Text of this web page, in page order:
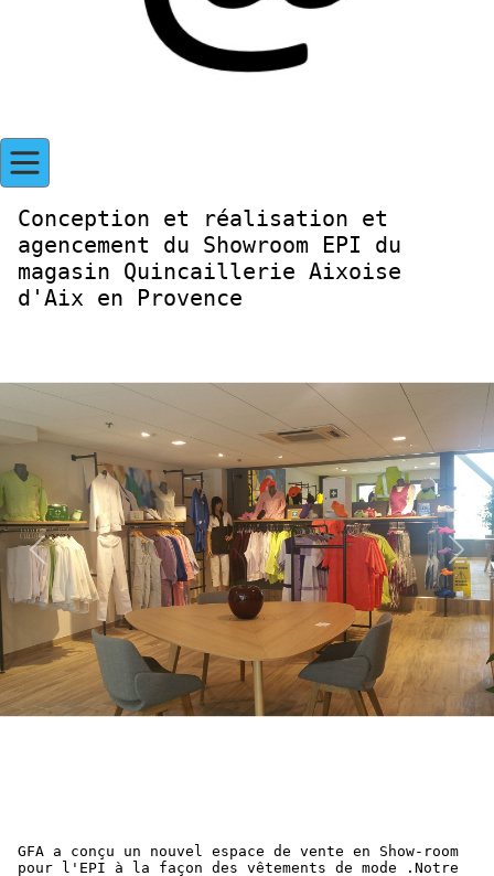
Conception et réalisation et
agencement du Showroom EPI du
magasin Quincaillerie Aixoise
d'Aix en Provence
Previous Next
GFA a conçu un nouvel espace de vente en Show-room
pour l'EPI à la façon des vêtements de mode .Notre